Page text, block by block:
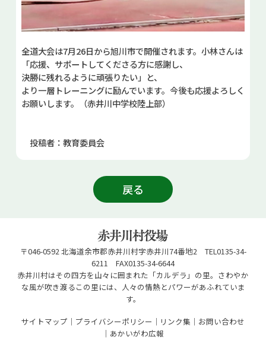
全道大会は7月26日から旭川市で開催されます。小林さんは
「応援、サポートしてくださる方に感謝し、
決勝に残れるように頑張りたい」と、
より一層トレーニングに励んでいます。今後も応援よろしく
お願いします。（赤井川中学校陸上部）
投稿者：教育委員会
戻る
〒046-0592 北海道余市郡赤井川村字赤井川74番地2 TEL0135-34-
6211 FAX0135-34-6644
赤井川村はその四方を山々に囲まれた「カルデラ」の里。さわやか
な風が吹き渡るこの里には、人々の情熱とパワーがあふれていま
す。
サイトマップ
プライバシーポリシー リンク集
お問い合わせ
あかいがわ広報